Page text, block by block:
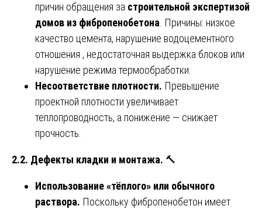
причин обращения за строительной экспертизой
домов из фибропенобетона. Причины: низкое
качество цемента, нарушение водоцементного
отношения , недостаточная выдержка блоков или
нарушение режима термообработки.
Несоответствие плотности. Превышение
проектной плотности увеличивает
теплопроводность, а понижение — снижает
прочность.
2.2. Дефекты кладки и монтажа. 🔨
Использование «тёплого» или обычного
раствора. Поскольку фибропенобетон имеет